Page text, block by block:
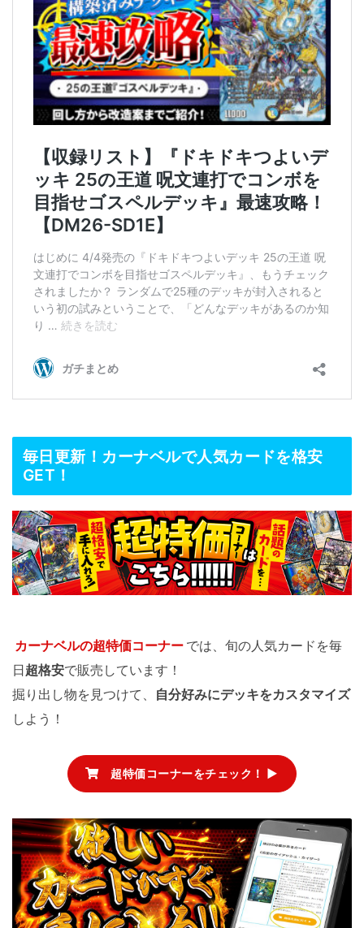
毎日更新！カーナベルで人気カードを格安
GET！
カーナベルの超特価コーナー では、旬の人気カードを毎
日超格安で販売しています！
掘り出し物を見つけて、 自分好みにデッキをカスタマイズ
しよう！
超特価コーナーをチェック！ ▶